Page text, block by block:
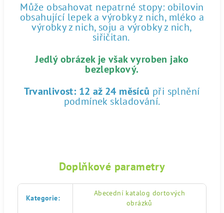
Může obsahovat nepatrné stopy: obilovin
obsahující lepek a výrobky z nich, mléko a
výrobky z nich, soju a výrobky z nich,
siřičitan.
Jedlý obrázek je však vyroben jako
bezlepkový.
Trvanlivost: 12 až 24 měsíců při splnění
podmínek skladování.
Doplňkové parametry
Kategorie:
Abecední katalog dortových
obrázků